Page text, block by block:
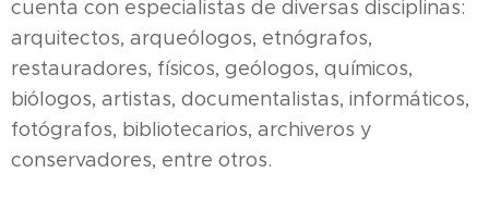
cuenta con especialistas de diversas disciplinas:
arquitectos, arqueólogos, etnógrafos,
restauradores, físicos, geólogos, químicos,
biólogos, artistas, documentalistas, informáticos,
fotógrafos, bibliotecarios, archiveros y
conservadores, entre otros.